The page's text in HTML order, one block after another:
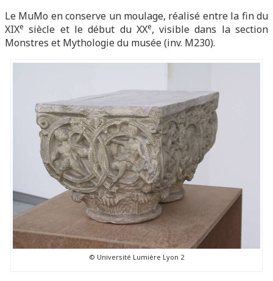
Le MuMo en conserve un moulage, réalisé entre la fin du
XIXe siècle et le début du XXe, visible dans la section
Monstres et Mythologie du musée (inv. M230).
© Université Lumière Lyon 2